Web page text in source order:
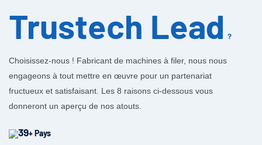
Trustech Lead ?
Choisissez-nous ! Fabricant de machines à filer, nous nous
engageons à tout mettre en œuvre pour un partenariat
fructueux et satisfaisant. Les 8 raisons ci-dessous vous
donneront un aperçu de nos atouts.
39+ Pays